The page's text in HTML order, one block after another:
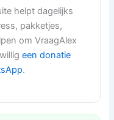
helpt dagelijks
pakketjes,
om VraagAlex
een donatie
.